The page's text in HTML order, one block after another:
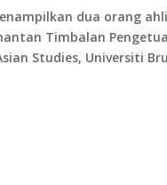
dua orang ahli
Timbalan Pengetua
Studies, Universiti